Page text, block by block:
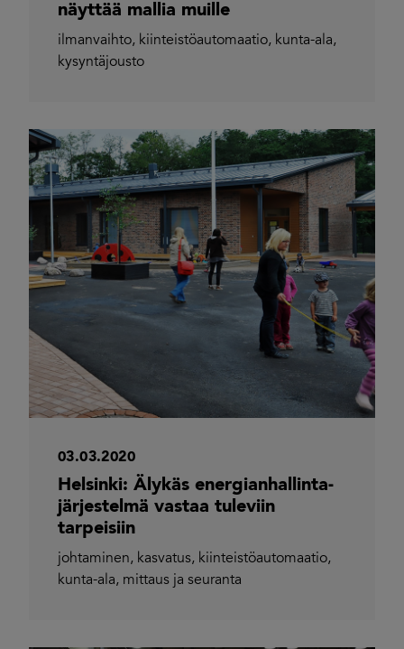
näyttää mallia muille
ilmanvaihto, kiinteistöautomaatio, kunta-ala,
kysyntäjousto
03.03.2020
Helsinki: Älykäs energianhallinta­
järjestelmä vastaa tuleviin
tarpeisiin
johtaminen, kasvatus, kiinteistöautomaatio,
kunta-ala, mittaus ja seuranta